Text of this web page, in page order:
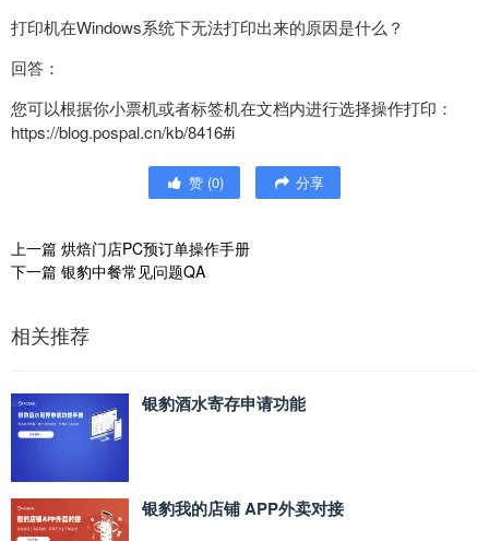
打印机在Windows系统下无法打印出来的原因是什么？
回答：
您可以根据你小票机或者标签机在文档内进行选择操作打印：
https://blog.pospal.cn/kb/8416#i
赞 (0) 分享
上一篇 烘焙门店PC预订单操作手册
下一篇 银豹中餐常见问题QA
相关推荐
银豹酒水寄存申请功能
银豹我的店铺 APP外卖对接